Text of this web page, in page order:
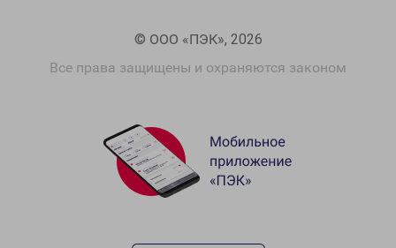
© ООО «ПЭК», 2026
Все права защищены и охраняются законом